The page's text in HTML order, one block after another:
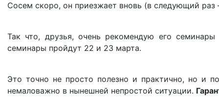
Сосем скоро, он приезжает вновь (в следующий раз
Так что, друзья, очень рекомендую его
семинары пройдут 22 и 23 марта.
Это точно не просто полезно и практично, но и
немаловажно в нынешней непростой ситуации.